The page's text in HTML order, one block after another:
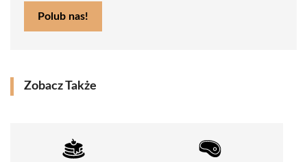
Polub nas!
Zobacz Także